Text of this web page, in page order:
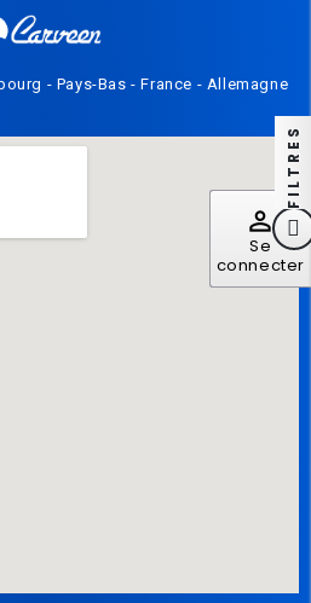
perm_identity
Se
connecter
- Pays-Bas - France - Allemagne
FILTRES